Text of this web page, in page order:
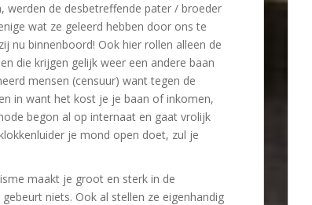
werden de desbetreffende pater / broeder
wat ze geleerd hebben door ons te
nu binnenboord! Ook hier rollen alleen de
die krijgen gelijk weer een andere baan
mensen (censuur) want tegen de
in want het kost je je baan of inkomen,
begon al op internaat en gaat vrolijk
je mond open doet, zul je
maakt je groot en sterk in de
niets. Ook al stellen ze eigenhandig